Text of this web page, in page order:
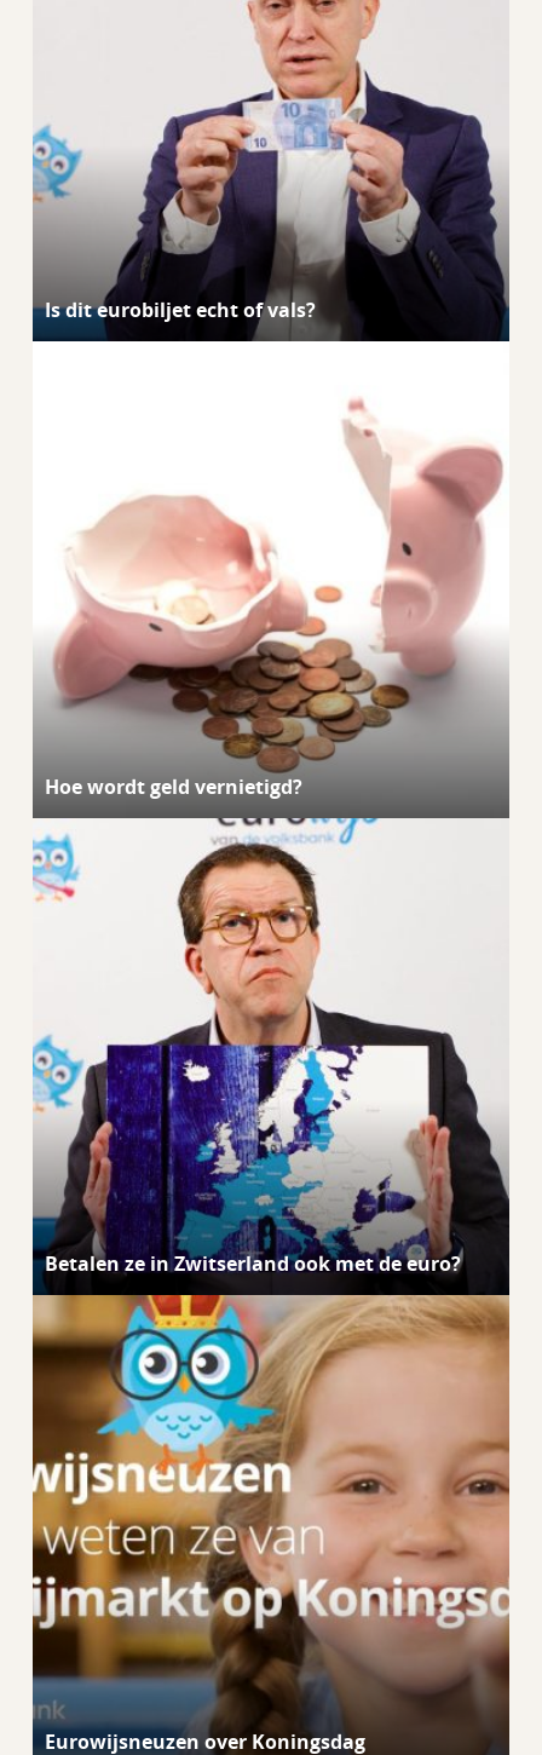
Is dit eurobiljet echt of vals?
Hoe wordt geld vernietigd?
Betalen ze in Zwitserland ook met de euro?
Eurowijsneuzen over Koningsdag